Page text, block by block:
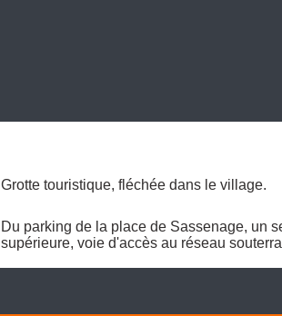
Grotte touristique, fléchée dans le village.
Du parking de la place de Sassenage, un
supérieure, voie d'accès au réseau